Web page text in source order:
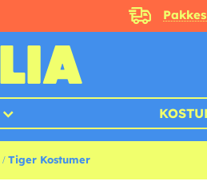
Tiger Kostumer